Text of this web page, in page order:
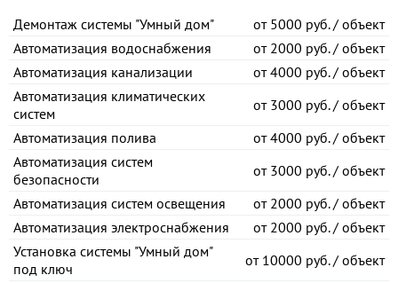
Демонтаж системы "Умный дом"
от5000 руб. / объект
Автоматизация водоснабжения
от2000 руб. / объект
Автоматизация канализации
от4000 руб. / объект
Автоматизация климатических
систем
от3000 руб. / объект
Автоматизация полива
от4000 руб. / объект
Автоматизация систем
безопасности
от3000 руб. / объект
Автоматизация систем освещения
от2000 руб. / объект
Автоматизация электроснабжения
от2000 руб. / объект
Установка системы "Умный дом"
под ключ
от10000 руб. / объект